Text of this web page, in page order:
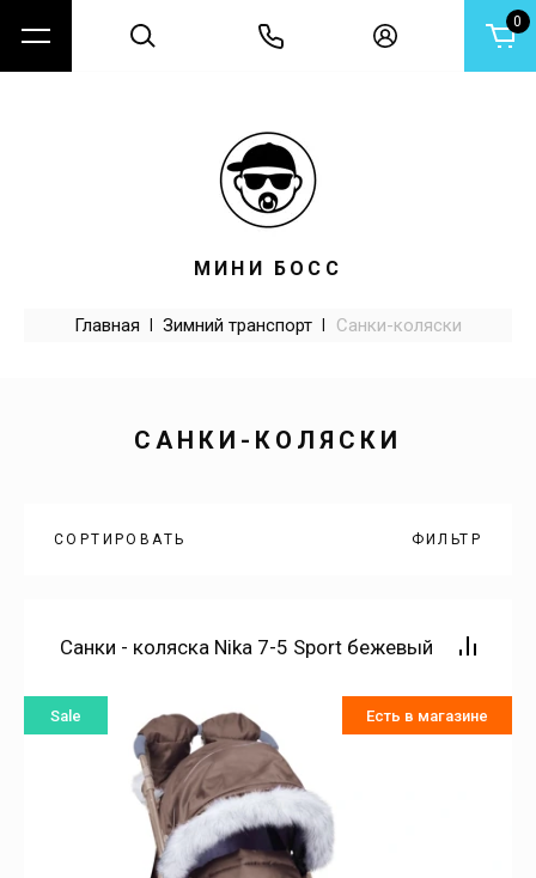
0
МИНИ БОСС
Главная | Зимний транспорт | Санки-коляски
САНКИ-КОЛЯСКИ
ФИЛЬТР
СОРТИРОВАТЬ
САМЫЕ
НАЗВАНИЕ
НАЗВАНИЕ
Sale Есть в магазине
Санки - коляска Nika 7-5 Sport бежевый